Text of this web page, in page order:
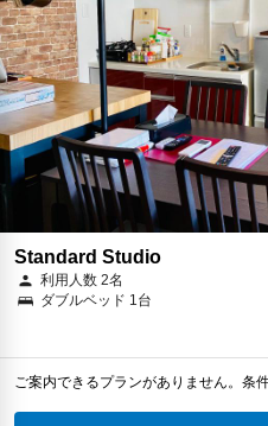
Standard Studio
利用人数 2名
ダブルベッド 1台
ご案内できるプランがありません。条